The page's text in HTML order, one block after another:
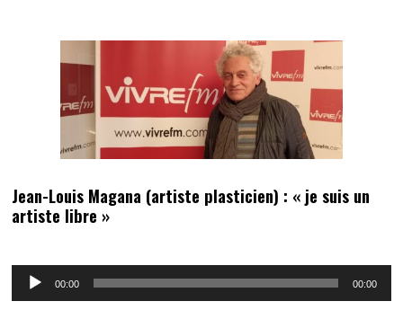
Jean-Louis Magana (artiste plasticien) : « je suis un
artiste libre »
Lecteur
00:00 00:00